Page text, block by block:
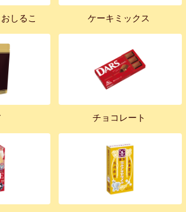
しるこ ケーキミックス
チョコレート